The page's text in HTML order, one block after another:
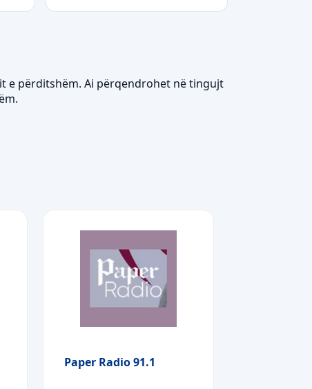
e përditshëm. Ai përqendrohet në tingujt
Paper Radio 91.1